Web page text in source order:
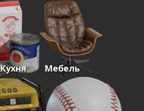
Мебель